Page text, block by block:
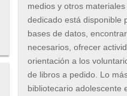
medios y otros
dedicado está disponible
bases de datos,
necesarios, ofrecer
orientación a los
de libros a pedido. Lo
bibliotecario adolescente